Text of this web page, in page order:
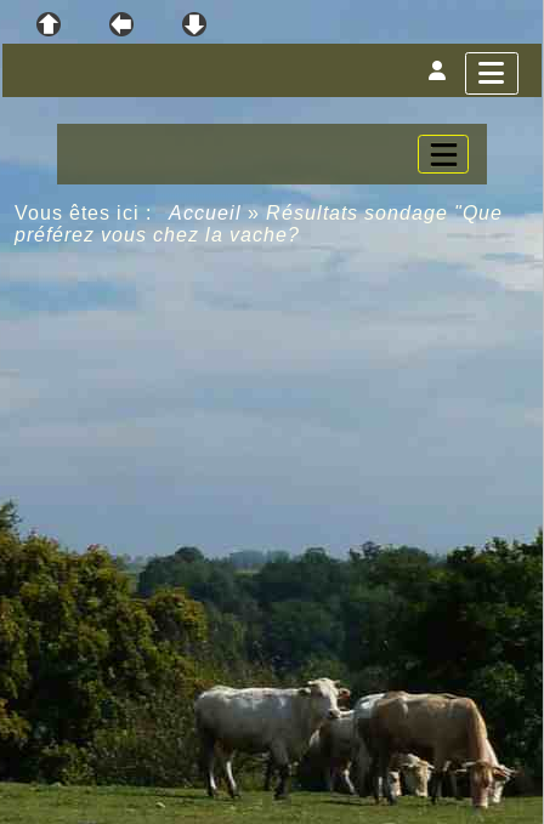
Vous êtes ici : Accueil »Résultats sondage "Que
préférez vous chez la vache?